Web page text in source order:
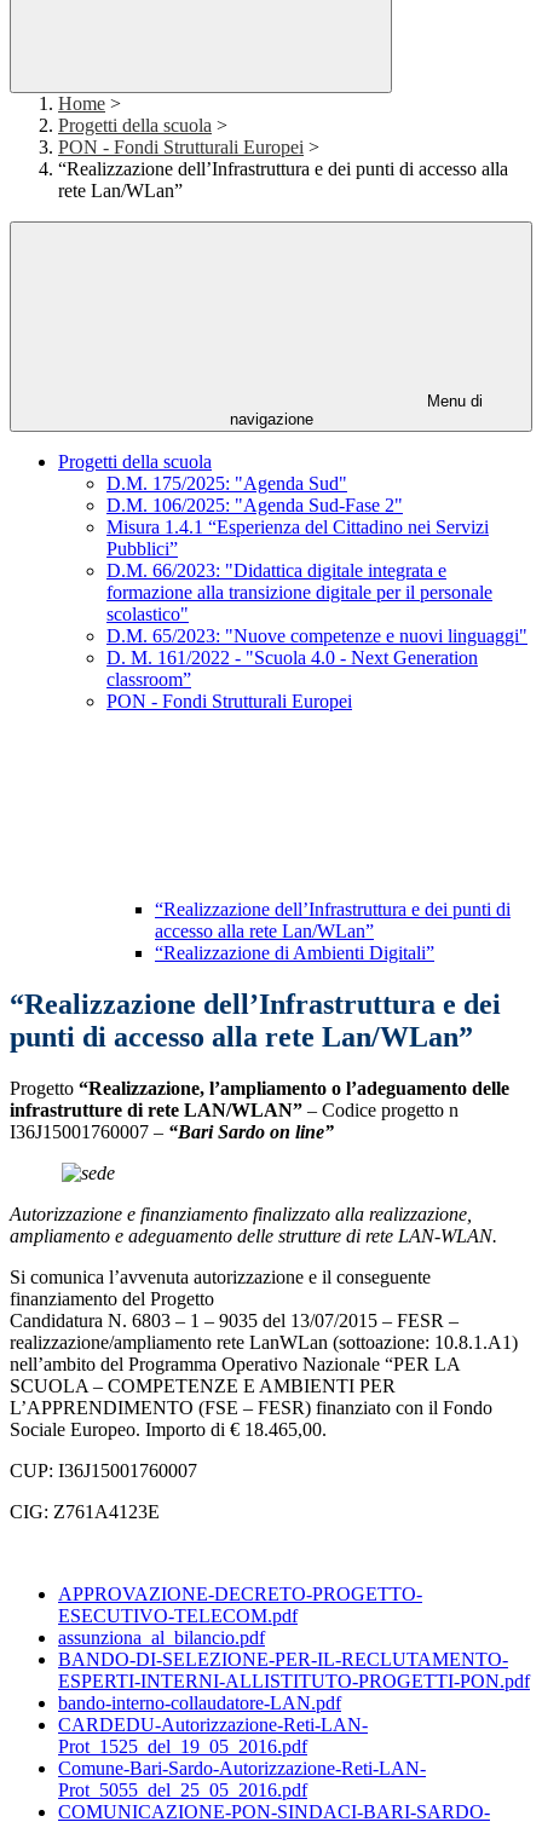
Home >
Progetti della scuola >
PON - Fondi Strutturali Europei >
“Realizzazione dell’Infrastruttura e dei punti di accesso alla
rete Lan/WLan”
Menu di
navigazione
Progetti della scuola
D.M. 175/2025: "Agenda Sud"
D.M. 106/2025: "Agenda Sud-Fase 2"
Misura 1.4.1 “Esperienza del Cittadino nei Servizi
Pubblici”
D.M. 66/2023: "Didattica digitale integrata e
formazione alla transizione digitale per il personale
scolastico"
D.M. 65/2023: "Nuove competenze e nuovi linguaggi"
D. M. 161/2022 - "Scuola 4.0 - Next Generation
classroom”
PON - Fondi Strutturali Europei
“Realizzazione dell’Infrastruttura e dei punti di
accesso alla rete Lan/WLan”
“Realizzazione di Ambienti Digitali”
“Realizzazione dell’Infrastruttura e dei
punti di accesso alla rete Lan/WLan”
Progetto “Realizzazione, l’ampliamento o l’adeguamento delle
infrastrutture di rete LAN/WLAN” – Codice progetto n
I36J15001760007 – “Bari Sardo on line”
Autorizzazione e finanziamento finalizzato alla realizzazione,
ampliamento e adeguamento delle strutture di rete LAN-WLAN.
Si comunica l’avvenuta autorizzazione e il conseguente
finanziamento del Progetto
Candidatura N. 6803 – 1 – 9035 del 13/07/2015 – FESR –
realizzazione/ampliamento rete LanWLan (sottoazione: 10.8.1.A1)
nell’ambito del Programma Operativo Nazionale “PER LA
SCUOLA – COMPETENZE E AMBIENTI PER
L’APPRENDIMENTO (FSE – FESR) finanziato con il Fondo
Sociale Europeo. Importo di € 18.465,00.
CUP: I36J15001760007
CIG: Z761A4123E
APPROVAZIONE-DECRETO-PROGETTO-
ESECUTIVO-TELECOM.pdf
assunziona_al_bilancio.pdf
BANDO-DI-SELEZIONE-PER-IL-RECLUTAMENTO-
ESPERTI-INTERNI-ALLISTITUTO-PROGETTI-PON.pdf
bando-interno-collaudatore-LAN.pdf
CARDEDU-Autorizzazione-Reti-LAN-
Prot_1525_del_19_05_2016.pdf
Comune-Bari-Sardo-Autorizzazione-Reti-LAN-
Prot_5055_del_25_05_2016.pdf
COMUNICAZIONE-PON-SINDACI-BARI-SARDO-